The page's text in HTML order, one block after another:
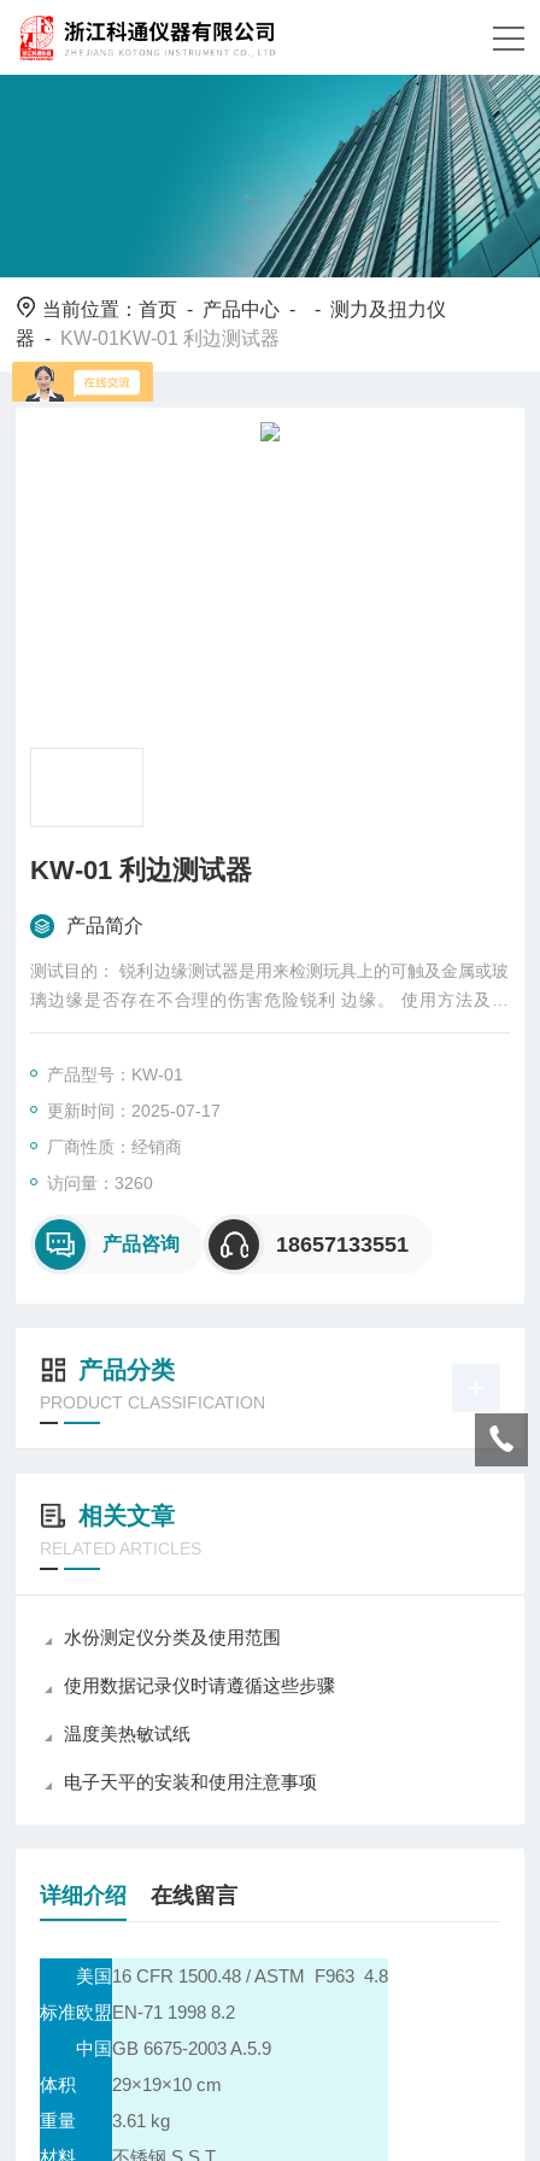
当前位置：首页 - 产品中心 - -测力及扭力仪
器 - KW-01KW-01 利边测试器
KW-01 利边测试器
产品简介
测试目的： 锐利边缘测试器是用来检测玩具上的可触及金属或玻
璃边缘是否存在不合理的伤害危险锐利 边缘。 使用方法及理
解： 1. 将PTFE胶纸按要求贴在芯轴上，然后使芯轴沿被测试的
测试模板。切割的长度。计算被切割的胶纸长度百分比。如果胶
纸有50%被割裂，则该边缘被认为是锐利边缘。 2.待测试的边缘
应为经玩具部分或部件的可触及性测试后确定的可触及边缘。 3.
如玩具整体上的可触边缘无法测试，在模拟玩具整体的情况下，
如何固定被检测边，并确保芯轴与边缘呈直角，且测试中芯轴与
边 缘之 间无相对运动。 5.在芯轴旋转过程中，应确保加在芯轴
个月及以下儿童使用的玩具。
产品型号：KW-01
更新时间：2025-07-17
厂商性质：经销商
访问量：3260
产品咨询 18657133551
产品分类
PRODUCT CLASSIFICATION
相关文章
RELATED ARTICLES
水份测定仪分类及使用范围
使用数据记录仪时请遵循这些步骤
温度美热敏试纸
电子天平的安装和使用注意事项
详细介绍 在线留言
标准
美国16 CFR 1500.48 / ASTM F963 4.8
欧盟EN-71 1998 8.2
中国GB 6675-2003 A.5.9
体积
29×19×10 cm
重量
3.61 kg